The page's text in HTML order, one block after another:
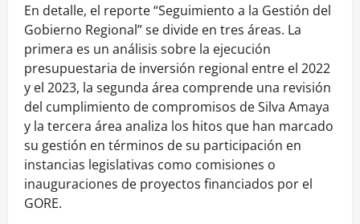
En detalle, el reporte “Seguimiento a la Gestión del
Gobierno Regional” se divide en tres áreas. La
primera es un análisis sobre la ejecución
presupuestaria de inversión regional entre el 2022
y el 2023, la segunda área comprende una revisión
del cumplimiento de compromisos de Silva Amaya
y la tercera área analiza los hitos que han marcado
su gestión en términos de su participación en
instancias legislativas como comisiones o
inauguraciones de proyectos financiados por el
GORE.